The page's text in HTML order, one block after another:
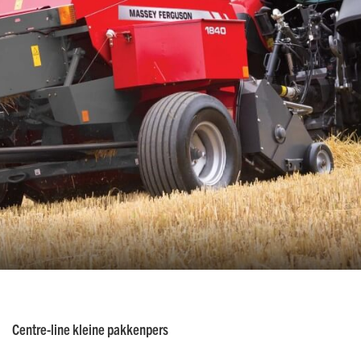
Centre-line kleine pakkenpers